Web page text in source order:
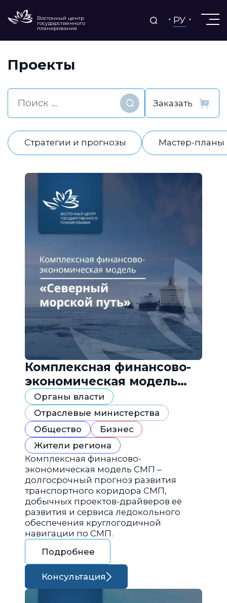
Восточный центр
государственного
планирования
РУ
Проекты
Найти
Стратегии и прогнозы Мастер-планы
Комплексная финансово-
экономическая модель
«Северный морской путь»
Органы власти
Отраслевые министерства
Общество
Бизнес
Жители региона
Комплексная финансово-
экономическая модель СМП –
долгосрочный прогноз развития
транспортного коридора СМП,
добычных проектов-драйверов её
развития и сервиса ледокольного
обеспечения круглогодичной
навигации по СМП.
Подробнее
Консультация